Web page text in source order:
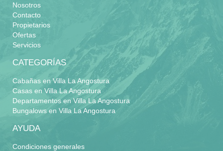
Nosotros
Contacto
Propietarios
Ofertas
Servicios
CATEGORÍAS
Cabañas en Villa La Angostura
Casas en Villa La Angostura
Departamentos en Villa La Angostura
Bungalows en Villa La Angostura
AYUDA
Condiciones generales